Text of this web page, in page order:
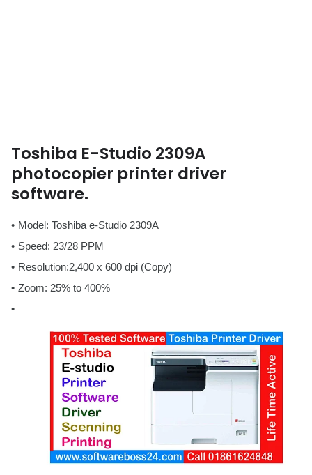
Toshiba E-Studio 2309A
photocopier printer driver
software.
Model: Toshiba e-Studio 2309A
Speed: 23/28 PPM
Resolution:2,400 x 600 dpi (Copy)
Zoom: 25% to 400%